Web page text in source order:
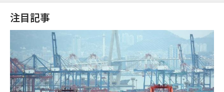
注目記事